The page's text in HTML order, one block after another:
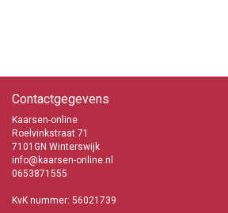
Contactgegevens
Kaarsen-online
Roelvinkstraat 71
7101GN Winterswijk
info@kaarsen-online.nl
0653871555
KvK nummer: 56021739